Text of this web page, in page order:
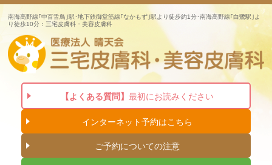
南海高野線｢中百舌鳥｣駅･地下鉄御堂筋線｢なかもず｣駅より徒歩約1分･南海高野線｢白鷺駅｣よ
り徒歩10分：三宅皮膚科・美容皮膚科
【よくある質問】最初にお読みください
インターネット予約はこちら
ご予約についての注意